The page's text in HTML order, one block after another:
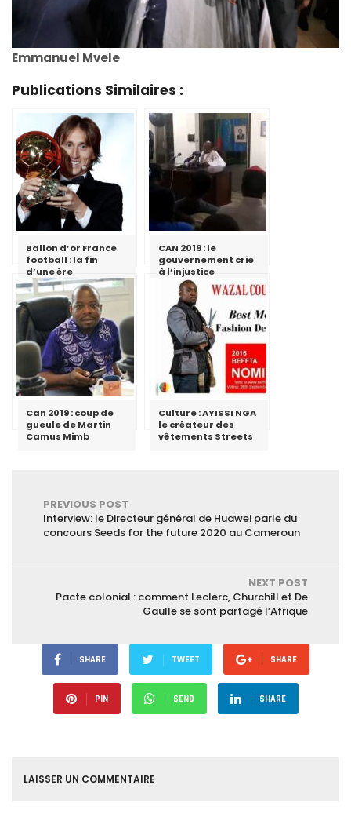
Emmanuel Mvele
Publications Similaires :
Ballon d’or France
football : la fin
d’une ère
CAN 2019 : le
gouvernement crie
à l’injustice
Can 2019 : coup de
gueule de Martin
Camus Mimb
Culture : AYISSI NGA
le créateur des
vêtements Streets
PREVIOUS POST
Interview: le Directeur général de Huawei parle du
concours Seeds for the future 2020 au Cameroun
NEXT POST
Pacte colonial : comment Leclerc, Churchill et De
Gaulle se sont partagé l’Afrique
SHARE TWEET SHARE
PIN SEND SHARE
LAISSER UN COMMENTAIRE